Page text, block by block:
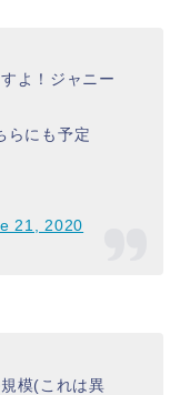
よ！ジャニー
らにも予定
21, 2020
模(これは異